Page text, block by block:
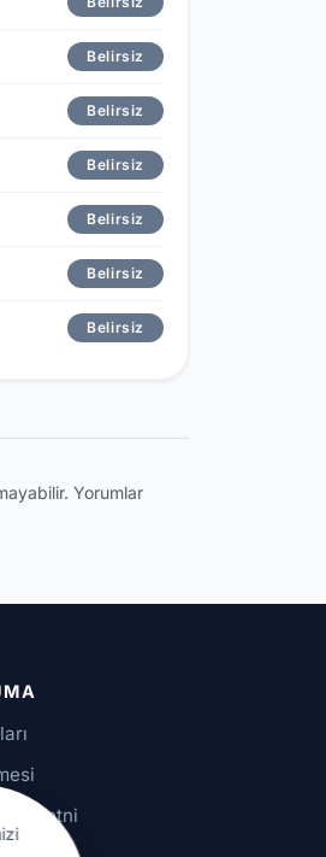
Belirsiz
Belirsiz
Belirsiz
Belirsiz
Belirsiz
Belirsiz
Yorumlar
Metni